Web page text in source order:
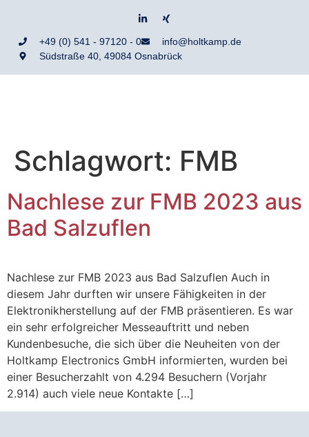
+49 (0) 541 - 97120 - 0
info@holtkamp.de
Südstraße 40, 49084 Osnabrück
Schlagwort: FMB
Nachlese zur FMB 2023 aus
Bad Salzuflen
Nachlese zur FMB 2023 aus Bad Salzuflen Auch in
diesem Jahr durften wir unsere Fähigkeiten in der
Elektronikherstellung auf der FMB präsentieren. Es war
ein sehr erfolgreicher Messeauftritt und neben
Kundenbesuche, die sich über die Neuheiten von der
Holtkamp Electronics GmbH informierten, wurden bei
einer Besucherzahlt von 4.294 Besuchern (Vorjahr
2.914) auch viele neue Kontakte […]